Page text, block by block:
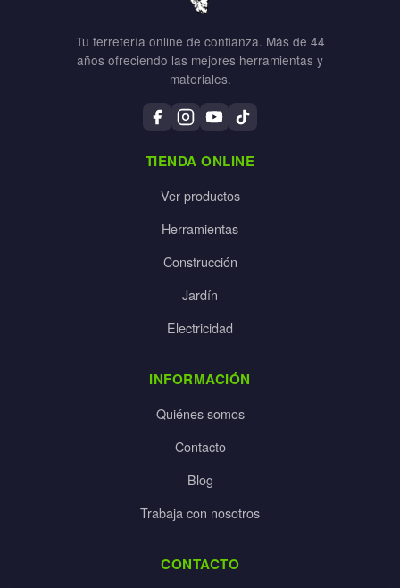
Tu ferretería online de confianza. Más de 44
años ofreciendo las mejores herramientas y
materiales.
TIENDA ONLINE
Ver productos
Herramientas
Construcción
Jardín
Electricidad
INFORMACIÓN
Quiénes somos
Contacto
Blog
Trabaja con nosotros
CONTACTO